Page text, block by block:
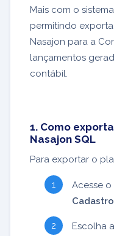
Mais com o
permitindo
Nasajon para a
lançamentos
contábil.
1. Como
Nasajon SQL
Para exportar o
Acesse o
Cadastro
Escolha